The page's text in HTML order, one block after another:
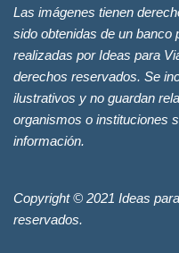
Las imágenes tienen
sido obtenidas de un banco
realizadas por Ideas para
derechos reservados. Se
ilustrativos y no guardan
organismos o instituciones
información.
Copyright © 2021 Ideas
reservados.